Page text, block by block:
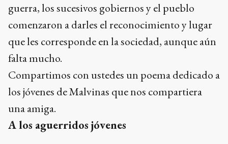
guerra, los sucesivos gobiernos y el pueblo
comenzaron a darles el reconocimiento y lugar
que les corresponde en la sociedad, aunque aún
falta mucho.
Compartimos con ustedes un poema dedicado a
los jóvenes de Malvinas que nos compartiera
una amiga.
A los aguerridos jóvenes